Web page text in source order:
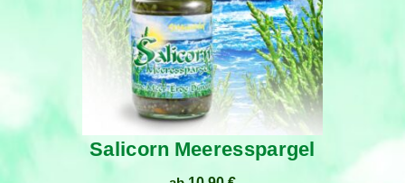
Salicorn Meeresspargel